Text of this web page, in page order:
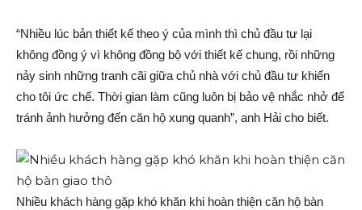
“Nhiều lúc bản thiết kế theo ý của mình thì chủ đầu tư lại
không đồng ý vì không đồng bộ với thiết kế chung, rồi những
nảy sinh những tranh cãi giữa chủ nhà với chủ đầu tư khiến
cho tôi ức chế. Thời gian làm cũng luôn bị bảo vệ nhắc nhở để
tránh ảnh hưởng đến căn hộ xung quanh”, anh Hải cho biết.
Nhiều khách hàng gặp khó khăn khi hoàn thiện căn hộ bàn